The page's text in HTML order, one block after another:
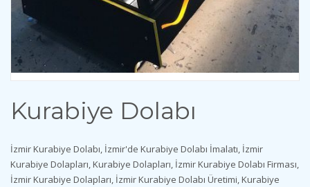
Kurabiye Dolabı
İzmir Kurabiye Dolabı, İzmir'de Kurabiye Dolabı İmalatı, İzmir
Kurabiye Dolapları, Kurabiye Dolapları, İzmir Kurabiye Dolabı Firması,
İzmir Kurabiye Dolapları, İzmir Kurabiye Dolabı Üretimi, Kurabiye